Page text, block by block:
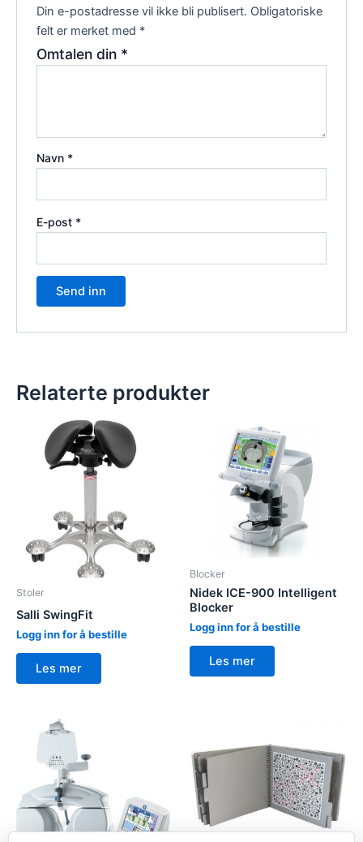
Din e-postadresse vil ikke bli publisert. Obligatoriske
felt er merket med *
Omtalen din *
Navn *
E-post *
Relaterte produkter
Stoler
Salli SwingFit
Logg inn for å bestille
Les mer
Blocker
Nidek ICE-900 Intelligent
Blocker
Logg inn for å bestille
Les mer